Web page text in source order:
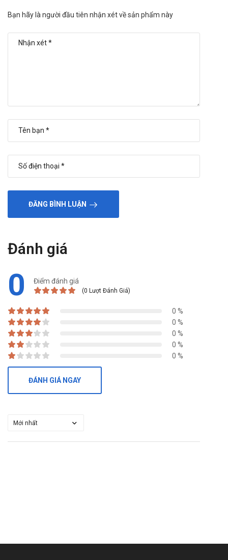
Bạn hãy là người đầu tiên nhận xét về sản phẩm này
ĐĂNG BÌNH LUẬN
Đánh giá
0 Điểm đánh giá
(0 Lượt Đánh Giá)
0 %
0 %
0 %
0 %
0 %
ĐÁNH GIÁ NGAY